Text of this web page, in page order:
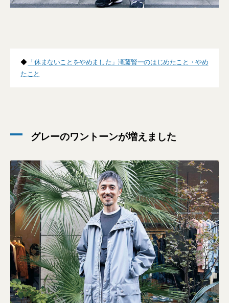
◆ 「休まないことをやめました」滝藤賢一のはじめたこと・やめ
たこと
グレーのワントーンが増えました